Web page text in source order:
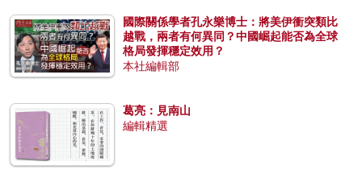
國際關係學者孔永樂博士：將美伊衝突類比
越戰，兩者有何異同？中國崛起能否為全球
格局發揮穩定效用？
本社編輯部
葛亮：見南山
編輯精選